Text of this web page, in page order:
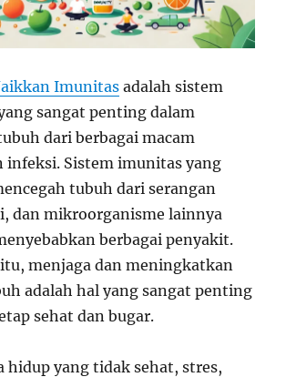
Imunitas adalah sistem
sangat penting dalam
dari berbagai macam
infeksi. Sistem imunitas yang
tubuh dari serangan
dan mikroorganisme lainnya
berbagai penyakit.
menjaga dan meningkatkan
adalah hal yang sangat penting
sehat dan bugar.
hidup yang tidak sehat, stres,